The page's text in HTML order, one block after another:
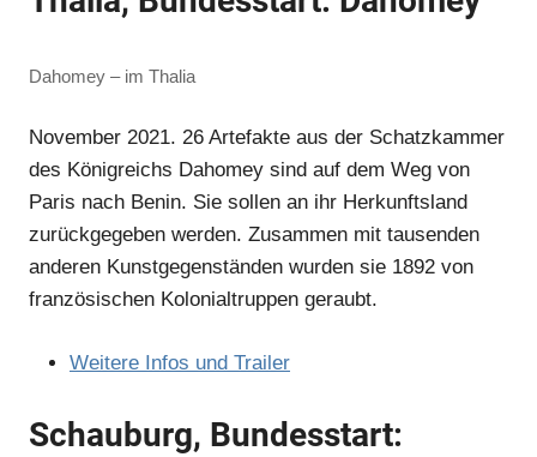
Dahomey – im Thalia
November 2021. 26 Artefakte aus der Schatzkammer
des Königreichs Dahomey sind auf dem Weg von
Paris nach Benin. Sie sollen an ihr Herkunftsland
zurückgegeben werden. Zusammen mit tausenden
anderen Kunstgegenständen wurden sie 1892 von
französischen Kolonialtruppen geraubt.
Weitere Infos und Trailer
Schauburg, Bundesstart: